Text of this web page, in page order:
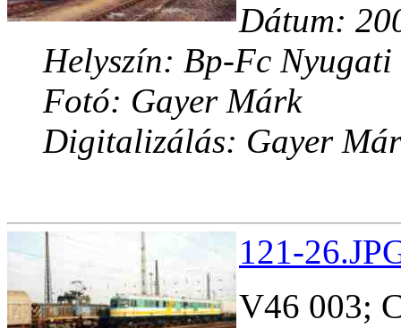
Dátum:
Helyszín: Bp-Fc Nyugati
Fotó: Gayer Márk
Digitalizálás: Gayer
121-
V46 003;